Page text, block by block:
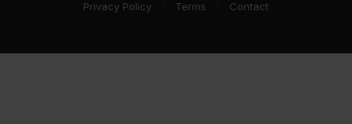
Privacy Policy Terms Contact